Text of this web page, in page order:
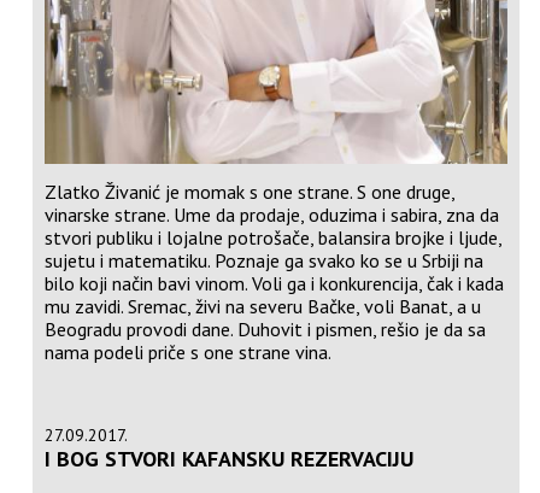
Zlatko Živanić je momak s one strane. S one druge,
vinarske strane. Ume da prodaje, oduzima i sabira, zna da
stvori publiku i lojalne potrošače, balansira brojke i ljude,
sujetu i matematiku. Poznaje ga svako ko se u Srbiji na
bilo koji način bavi vinom. Voli ga i konkurencija, čak i kada
mu zavidi. Sremac, živi na severu Bačke, voli Banat, a u
Beogradu provodi dane. Duhovit i pismen, rešio je da sa
nama podeli priče s one strane vina.
27.09.2017.
I BOG STVORI KAFANSKU REZERVACIJU